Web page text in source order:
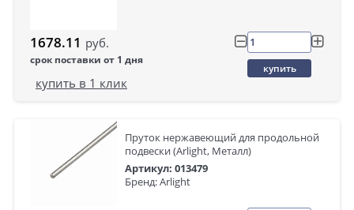
1678.11 руб.
срок поставки от 1 дня
купить
купить в 1 клик
Пруток нержавеющий для продольной
подвески (Arlight, Металл)
Артикул: 013479
Бренд: Arlight